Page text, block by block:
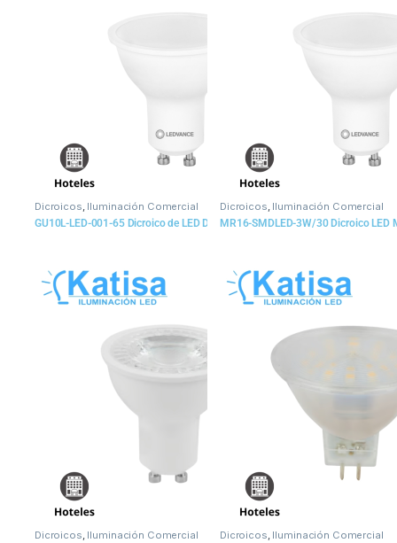
$28 $28
Dicroicos, Iluminación Comercial
GU10L-LED-001-65 Dicroico de LED Dimeable, Blanco Frio 7W
Dicroicos, Iluminación Comercial
MR16-SMDLED-3W/30 Dicroico
Dicroicos, Iluminación Comercial
Dicroicos, Iluminación Comercial